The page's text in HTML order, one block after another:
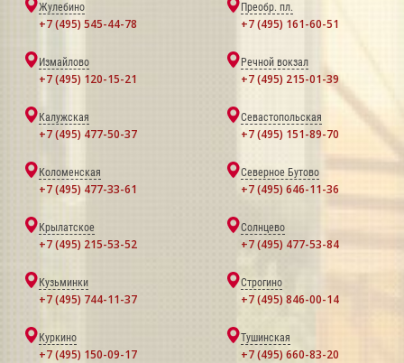
Жулебино
+7 (495) 545-44-78
Преобр. пл.
+7 (495) 161-60-51
Измайлово
+7 (495) 120-15-21
Речной вокзал
+7 (495) 215-01-39
Калужская
+7 (495) 477-50-37
Севастопольская
+7 (495) 151-89-70
Коломенская
+7 (495) 477-33-61
Северное Бутово
+7 (495) 646-11-36
Крылатское
+7 (495) 215-53-52
Солнцево
+7 (495) 477-53-84
Кузьминки
+7 (495) 744-11-37
Строгино
+7 (495) 846-00-14
Куркино
+7 (495) 150-09-17
Тушинская
+7 (495) 660-83-20